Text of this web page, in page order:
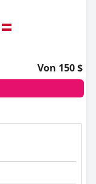
Von 150 $